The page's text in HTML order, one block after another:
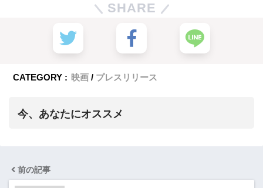
SHARE
CATEGORY : 映画 プレスリリース
今、あなたにオススメ
前の記事